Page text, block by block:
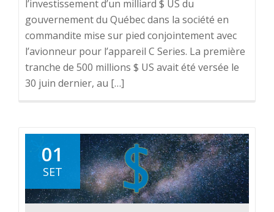
l’investissement d’un milliard $ US du
gouvernement du Québec dans la société en
commandite mise sur pied conjointement avec
l’avionneur pour l’appareil C Series. La première
tranche de 500 millions $ US avait été versée le
30 juin dernier, au […]
01
SET